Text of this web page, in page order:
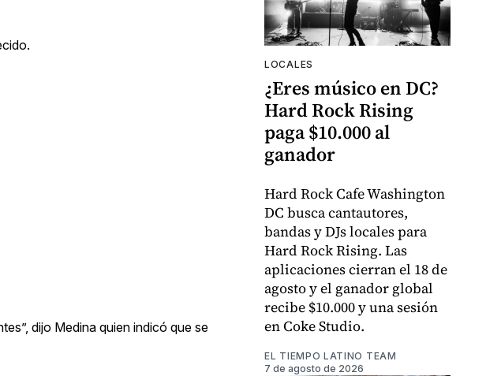
dijo Medina quien indicó que se
LOCALES
¿Eres músico en DC?
Hard Rock Rising
paga $10.000 al
ganador
Hard Rock Cafe Washington
DC busca cantautores,
bandas y DJs locales para
Hard Rock Rising. Las
aplicaciones cierran el 18 de
agosto y el ganador global
recibe $10.000 y una sesión
en Coke Studio.
EL TIEMPO LATINO TEAM
7 de agosto de 2026